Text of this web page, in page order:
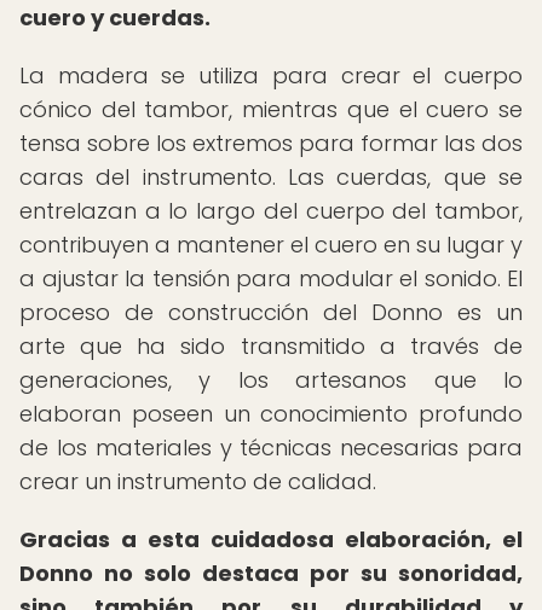
cuero y cuerdas.
La madera se utiliza para crear el cuerpo
cónico del tambor, mientras que el cuero se
tensa sobre los extremos para formar las dos
caras del instrumento. Las cuerdas, que se
entrelazan a lo largo del cuerpo del tambor,
contribuyen a mantener el cuero en su lugar y
a ajustar la tensión para modular el sonido. El
proceso de construcción del Donno es un
arte que ha sido transmitido a través de
generaciones, y los artesanos que lo
elaboran poseen un conocimiento profundo
de los materiales y técnicas necesarias para
crear un instrumento de calidad.
Gracias a esta cuidadosa elaboración, el
Donno no solo destaca por su sonoridad,